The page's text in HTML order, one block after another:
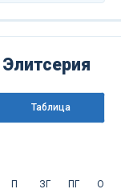
Таблица
П ЗГ ПГ О